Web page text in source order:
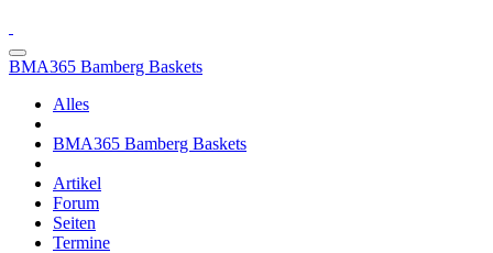
BMA365 Bamberg Baskets
Alles
BMA365 Bamberg Baskets
Artikel
Forum
Seiten
Termine